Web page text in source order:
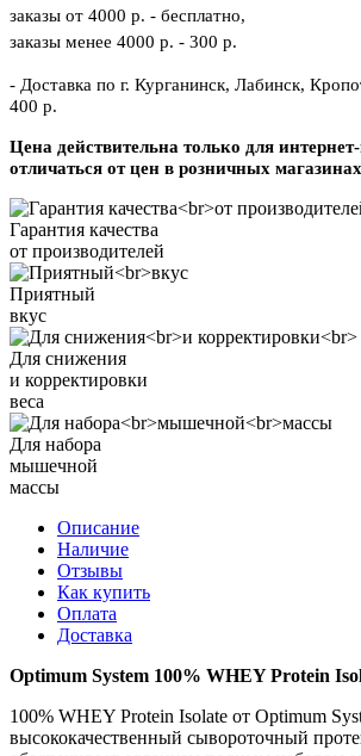
заказы от 4000 р. - бесплатно,
заказы менее 4000 р. - 300 р.
- Доставка по г. Курганинск, Лабинск,
400 р.
Цена действительна только для
отличаться от цен в розничных
Гарантия качества
от производителей
Приятный
вкус
Для снижения
и корректировки
веса
Для набора
мышечной
массы
Описание
Наличие
Отзывы
Как купить
Оплата
Доставка
Optimum System 100% WHEY Protein
100% WHEY Protein Isolate от Optimum
высококачественный сывороточный